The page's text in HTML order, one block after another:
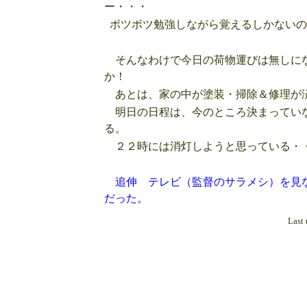
ー・・・
ボツボツ勉強しながら覚えるしかない
そんなわけで今日の荷物運びは無しに
か！
あとは、家の中が塗装・掃除＆修理が
明日の日程は、今のところ決まってい
る。
２２時には消灯しようと思っている・
追伸 テレビ（監督のサラメシ）を見
だった。
Last